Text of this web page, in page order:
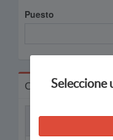
Puesto
Convocatorias
Seleccione